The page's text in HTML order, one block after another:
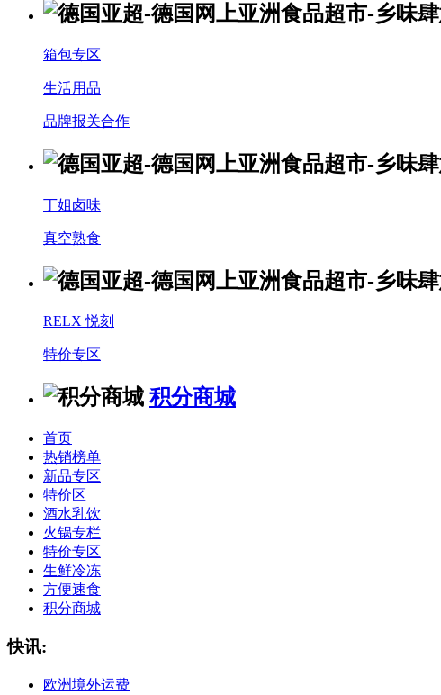
箱包专区
生活用品
品牌报关合作
丁姐卤味
真空熟食
RELX 悦刻
特价专区
积分商城
首页
热销榜单
新品专区
特价区
酒水乳饮
火锅专栏
特价专区
生鲜冷冻
方便速食
积分商城
快讯:
欧洲境外运费